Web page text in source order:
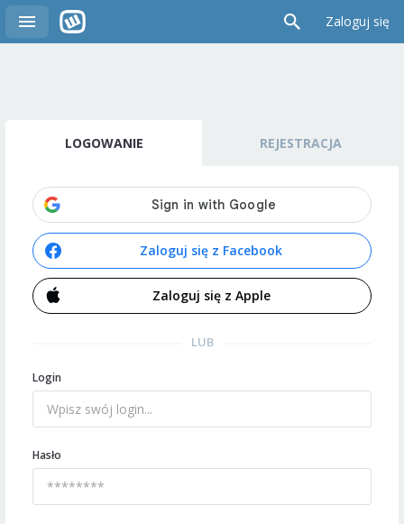
Zaloguj się
LOGOWANIE REJESTRACJA
Zaloguj się z Facebook
Zaloguj się z Apple
LUB
Login
Hasło